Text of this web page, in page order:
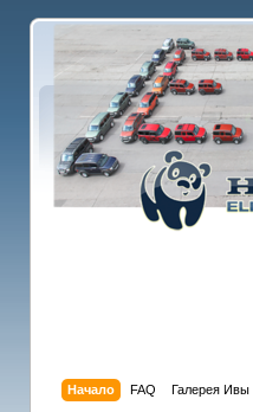
Начало FAQ Галерея Ивы